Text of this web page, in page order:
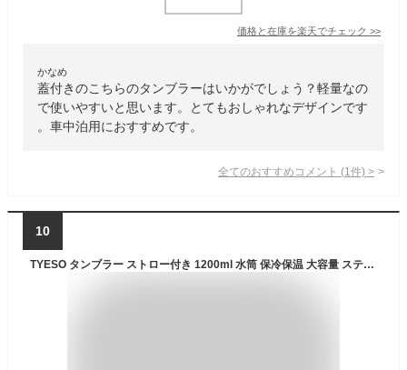
価格と在庫を楽天でチェック >>
かなめ
蓋付きのこちらのタンブラーはいかがでしょう？軽量なの
で使いやすいと思います。とてもおしゃれなデザインです
。車中泊用におすすめです。
全てのおすすめコメント (1 件) >
10
TYESO タンブラー ストロー付き 1200ml 水筒 保冷保温 大容量 ステンレスボトル 蓋付き こぼれない ウォーターボトル 持ち運び 取っ手付 真空断熱 二重構造 広口 直飲み 漏れない アウトドア おしゃれ オニキスブラック KT01-01026-209